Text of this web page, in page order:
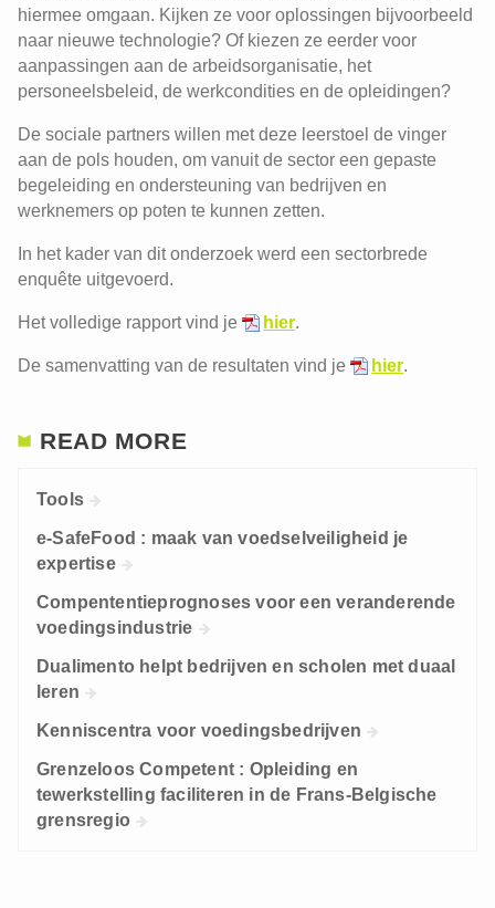
hiermee omgaan. Kijken ze voor oplossingen bijvoorbeeld
naar nieuwe technologie? Of kiezen ze eerder voor
aanpassingen aan de arbeidsorganisatie, het
personeelsbeleid, de werkcondities en de opleidingen?
De sociale partners willen met deze leerstoel de vinger
aan de pols houden, om vanuit de sector een gepaste
begeleiding en ondersteuning van bedrijven en
werknemers op poten te kunnen zetten.
In het kader van dit onderzoek werd een sectorbrede
enquête uitgevoerd.
Het volledige rapport vind je hier.
De samenvatting van de resultaten vind je hier.
READ MORE
Tools
e-SafeFood : maak van voedselveiligheid je
expertise
Compententieprognoses voor een veranderende
voedingsindustrie
Dualimento helpt bedrijven en scholen met duaal
leren
Kenniscentra voor voedingsbedrijven
Grenzeloos Competent : Opleiding en
tewerkstelling faciliteren in de Frans-Belgische
grensregio